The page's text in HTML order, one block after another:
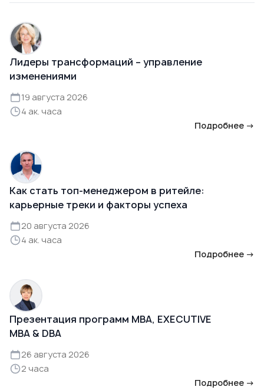
Лидеры трансформаций – управление
изменениями
19 августа 2026
4 ак. часа
Подробнее →
Как стать топ-менеджером в ритейле:
карьерные треки и факторы успеха
20 августа 2026
4 ак. часа
Подробнее →
Презентация программ MBA, EXECUTIVE
MBA & DBA
26 августа 2026
2 часа
Подробнее →